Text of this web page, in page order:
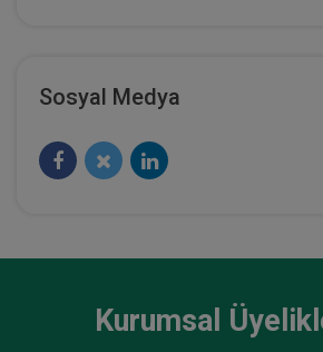
Tüketici Hukuku Enstitüsü
Sosyal Medya
Kurumsal